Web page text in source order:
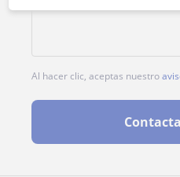
Al hacer clic, aceptas nuestro